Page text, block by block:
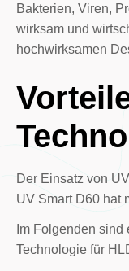
Bakterien, Viren,
wirksam und
hochwirksamen
Der Einsatz von
UV Smart D60 hat
Im Folgenden
Technologie für